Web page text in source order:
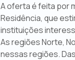
A oferta é feita por
Residência, que
instituições
As regiões Norte,
nessas regiões.